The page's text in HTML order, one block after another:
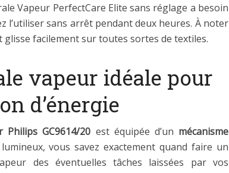
Vapeur PerfectCare Elite sans réglage a besoin
l’utiliser sans arrêt pendant deux heures. À noter
glisse facilement sur toutes sortes de textiles.
vapeur idéale pour
d’énergie
Philips GC9614/20 est équipée d’un mécanisme
vous savez exactement quand faire un
des éventuelles tâches laissées par vos